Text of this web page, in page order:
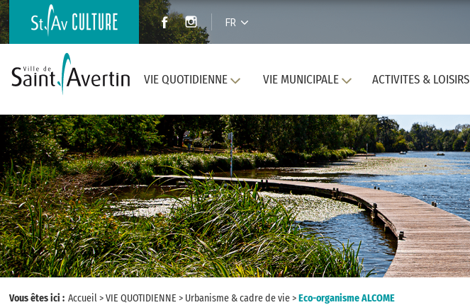
FR
VIE QUOTIDIENNE VIE MUNICIPALE ACTIVITES & LOISIRS
Vous êtes ici : Accueil>VIE QUOTIDIENNE > Urbanisme & cadre de vie>Eco-organisme ALCOME